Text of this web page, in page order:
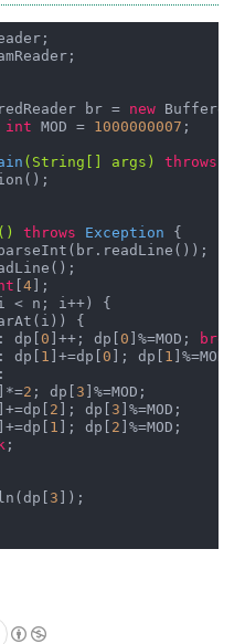
br = new
int MOD = 1000000007 ;
(String[] args) throws
() throws Exception {
[4];
< n; i++) {
{
: dp[0 ]++; dp[0 ]%=MOD; break
: dp[ 1 ]+=dp[0 ]; dp[ 1 ]%=MOD;
:
]*=2 ; dp[ 3 ]%=MOD;
]+=dp[ 2 ]; dp[ 3 ]%=MOD;
]+=dp[ 1 ]; dp[ 2 ]%=MOD;
;
3 ]);